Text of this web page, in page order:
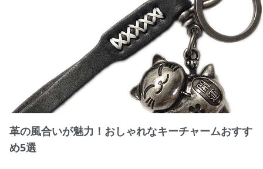
革の風合いが魅力！おしゃれなキーチャームおすす
め5選